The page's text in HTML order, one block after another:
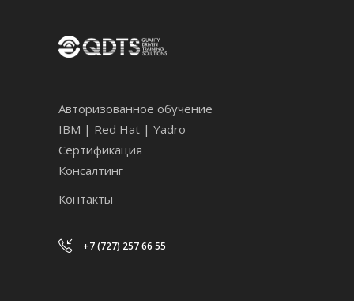
Авторизованное обучение
IBM | Red Hat | Yadro
Сертификация
Консалтинг
Контакты
+7 (727) 257 66 55